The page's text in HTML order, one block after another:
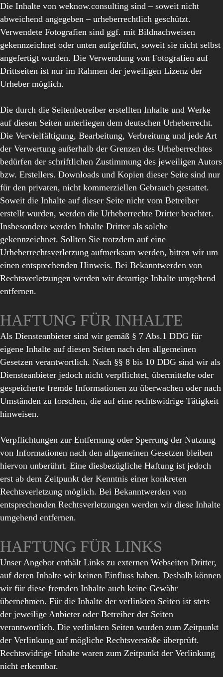
Die Inhalte von weknow.consulting sind – soweit nicht
abweichend angegeben – urheberrechtlich geschützt.
Verwendete Fotografien sind ggf. mit Bildnachweisen
gekennzeichnet oder unten aufgeführt, soweit sie nicht selbst
angefertigt wurden. Die Verwendung von Fotografien auf
Drittseiten ist nur im Rahmen der jeweiligen Lizenz der
Urheber möglich.
Die durch die Seitenbetreiber erstellten Inhalte und Werke
auf diesen Seiten unterliegen dem deutschen Urheberrecht.
Die Vervielfältigung, Bearbeitung, Verbreitung und jede Art
der Verwertung außerhalb der Grenzen des Urheberrechtes
bedürfen der schriftlichen Zustimmung des jeweiligen Autors
bzw. Erstellers. Downloads und Kopien dieser Seite sind nur
für den privaten, nicht kommerziellen Gebrauch gestattet.
Soweit die Inhalte auf dieser Seite nicht vom Betreiber
erstellt wurden, werden die Urheberrechte Dritter beachtet.
Insbesondere werden Inhalte Dritter als solche
gekennzeichnet. Sollten Sie trotzdem auf eine
Urheberrechtsverletzung aufmerksam werden, bitten wir um
einen entsprechenden Hinweis. Bei Bekanntwerden von
Rechtsverletzungen werden wir derartige Inhalte umgehend
entfernen.
HAFTUNG FÜR INHALTE
Als Diensteanbieter sind wir gemäß § 7 Abs.1 DDG für
eigene Inhalte auf diesen Seiten nach den allgemeinen
Gesetzen verantwortlich. Nach §§ 8 bis 10 DDG sind wir als
Diensteanbieter jedoch nicht verpflichtet, übermittelte oder
gespeicherte fremde Informationen zu überwachen oder nach
Umständen zu forschen, die auf eine rechtswidrige Tätigkeit
hinweisen.
Verpflichtungen zur Entfernung oder Sperrung der Nutzung
von Informationen nach den allgemeinen Gesetzen bleiben
hiervon unberührt. Eine diesbezügliche Haftung ist jedoch
erst ab dem Zeitpunkt der Kenntnis einer konkreten
Rechtsverletzung möglich. Bei Bekanntwerden von
entsprechenden Rechtsverletzungen werden wir diese Inhalte
umgehend entfernen.
HAFTUNG FÜR LINKS
Unser Angebot enthält Links zu externen Webseiten Dritter,
auf deren Inhalte wir keinen Einfluss haben. Deshalb können
wir für diese fremden Inhalte auch keine Gewähr
übernehmen. Für die Inhalte der verlinkten Seiten ist stets
der jeweilige Anbieter oder Betreiber der Seiten
verantwortlich. Die verlinkten Seiten wurden zum Zeitpunkt
der Verlinkung auf mögliche Rechtsverstöße überprüft.
Rechtswidrige Inhalte waren zum Zeitpunkt der Verlinkung
nicht erkennbar.